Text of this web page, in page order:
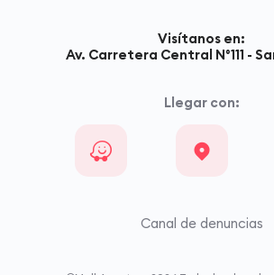
Visítanos en:
Av. Carretera Central N°111 -
Llegar con:
Canal de denuncias